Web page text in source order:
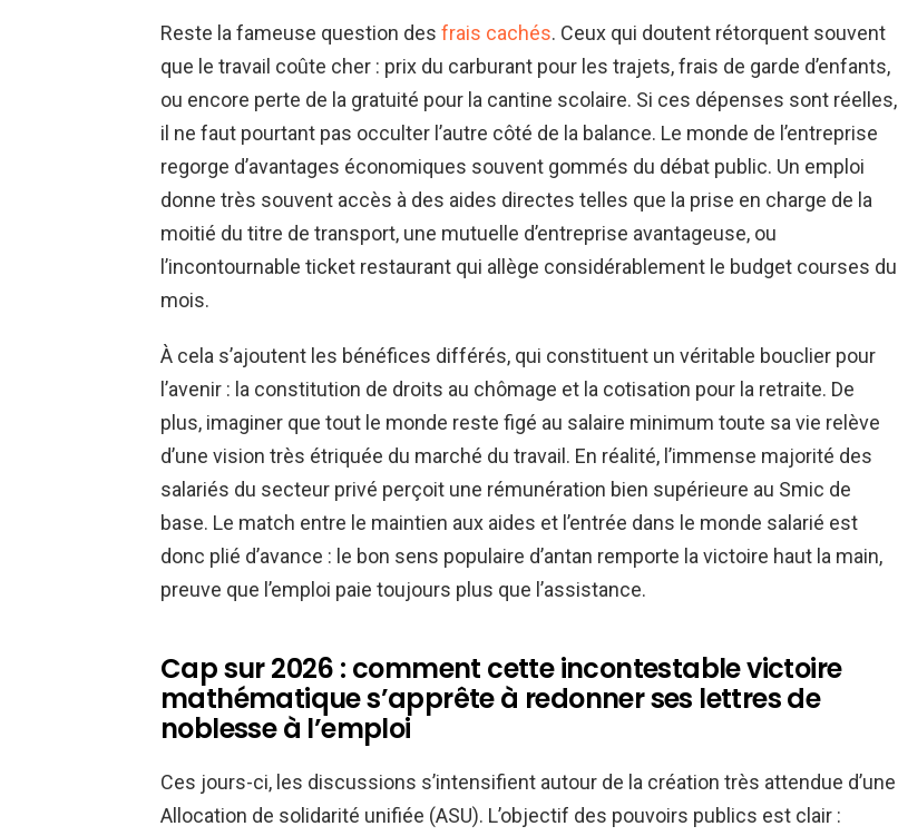
Reste la fameuse question des frais cachés. Ceux qui doutent rétorquent souvent
que le travail coûte cher : prix du carburant pour les trajets, frais de garde d’enfants,
ou encore perte de la gratuité pour la cantine scolaire. Si ces dépenses sont réelles,
il ne faut pourtant pas occulter l’autre côté de la balance. Le monde de l’entreprise
regorge d’avantages économiques souvent gommés du débat public. Un emploi
donne très souvent accès à des aides directes telles que la prise en charge de la
moitié du titre de transport, une mutuelle d’entreprise avantageuse, ou
l’incontournable ticket restaurant qui allège considérablement le budget courses du
mois.
À cela s’ajoutent les bénéfices différés, qui constituent un véritable bouclier pour
l’avenir : la constitution de droits au chômage et la cotisation pour la retraite. De
plus, imaginer que tout le monde reste figé au salaire minimum toute sa vie relève
d’une vision très étriquée du marché du travail. En réalité, l’immense majorité des
salariés du secteur privé perçoit une rémunération bien supérieure au Smic de
base. Le match entre le maintien aux aides et l’entrée dans le monde salarié est
donc plié d’avance : le bon sens populaire d’antan remporte la victoire haut la main,
preuve que l’emploi paie toujours plus que l’assistance.
Cap sur 2026 : comment cette incontestable victoire
mathématique s’apprête à redonner ses lettres de
noblesse à l’emploi
Ces jours-ci, les discussions s’intensifient autour de la création très attendue d’une
Allocation de solidarité unifiée (ASU). L’objectif des pouvoirs publics est clair :